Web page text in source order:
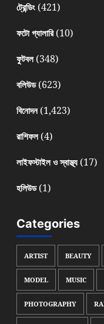
ট্রেন্ডিং(421)
ফটো গ্যালারি(10)
ফুটবল(348)
বলিউড(623)
বিনোদন(1,423)
রাশিফল(4)
লাইফস্টাইল ও স্বাস্থ্য(17)
হলিউড(1)
Categories
ARTIST BEAUTY
MODEL MUSIC
PHOTOGRAPHY